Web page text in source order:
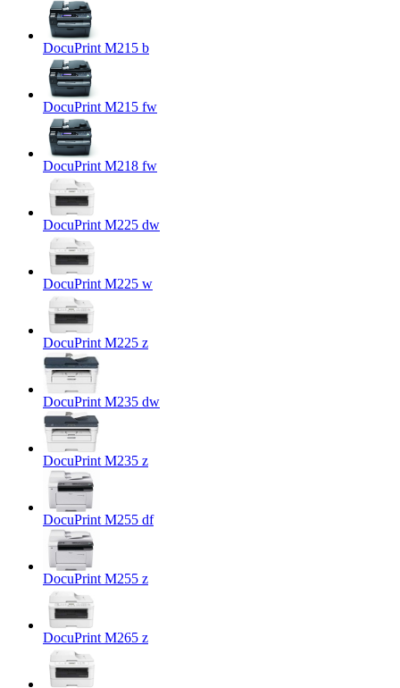
DocuPrint M215 b
DocuPrint M215 fw
DocuPrint M218 fw
DocuPrint M225 dw
DocuPrint M225 w
DocuPrint M225 z
DocuPrint M235 dw
DocuPrint M235 z
DocuPrint M255 df
DocuPrint M255 z
DocuPrint M265 z